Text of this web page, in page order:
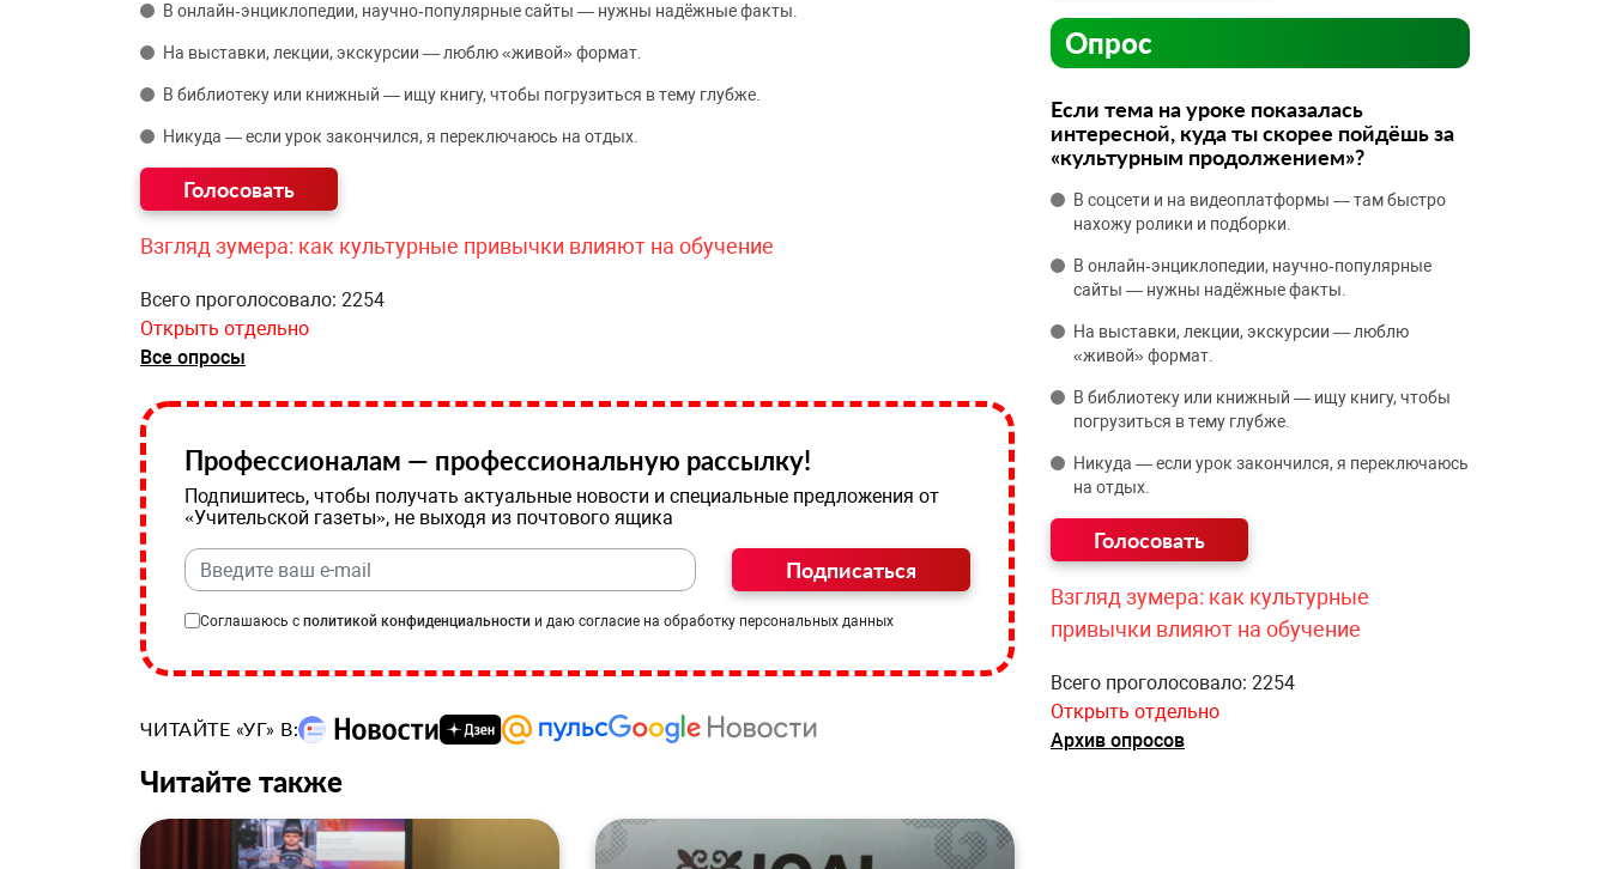
В онлайн‑энциклопедии, научно‑популярные сайты — нужны надёжные факты.
На выставки, лекции, экскурсии — люблю «живой» формат.
В библиотеку или книжный — ищу книгу, чтобы погрузиться в тему глубже.
Никуда — если урок закончился, я переключаюсь на отдых.
Взгляд зумера: как культурные привычки влияют на обучение
Всего проголосовало: 2254
Открыть отдельно
Все опросы
Профессионалам — профессиональную рассылку!
Подпишитесь, чтобы получать актуальные новости и специальные предложения от
«Учительской газеты», не выходя из почтового ящика
Подписаться
Соглашаюсь с политикой конфиденциальности и даю согласие на обработку персональных данных
ЧИТАЙТЕ «УГ» В:
Читайте также
Опрос
Если тема на уроке показалась
интересной, куда ты скорее пойдёшь за
«культурным продолжением»?
В соцсети и на видеоплатформы — там быстро
нахожу ролики и подборки.
В онлайн‑энциклопедии, научно‑популярные
сайты — нужны надёжные факты.
На выставки, лекции, экскурсии — люблю
«живой» формат.
В библиотеку или книжный — ищу книгу, чтобы
погрузиться в тему глубже.
Никуда — если урок закончился, я переключаюсь
на отдых.
Взгляд зумера: как культурные
привычки влияют на обучение
Всего проголосовало: 2254
Открыть отдельно
Архив опросов